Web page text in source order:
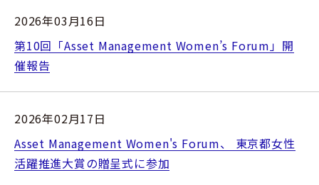
2026年03月16日
第10回「Asset Management Women’s Forum」開
催報告
2026年02月17日
Asset Management Women's Forum、 東京都女性
活躍推進大賞の贈呈式に参加